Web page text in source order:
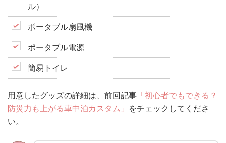
ル）
ポータブル扇風機
ポータブル電源
簡易トイレ
用意したグッズの詳細は、前回記事 「初心者でもできる？
防災力も上がる車中泊カスタム」 をチェックしてくださ
い。